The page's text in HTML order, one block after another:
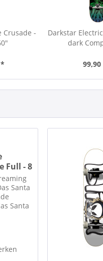
Crusade -
Darkstar
dark
Full - 8
Santa
Santa